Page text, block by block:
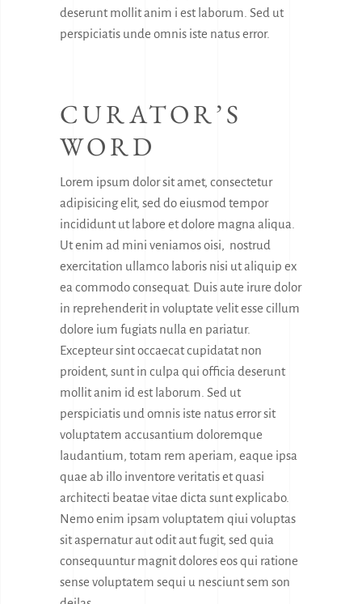
deserunt mollit anim i est laborum. Sed ut
perspiciatis unde omnis iste natus error.
CURATOR’S
WORD
Lorem ipsum dolor sit amet, consectetur
adipisicing elit, sed do eiusmod tempor
incididunt ut labore et dolore magna aliqua.
Ut enim ad mini veniamos oisi, nostrud
exercitation ullamco laboris nisi ut aliquip ex
ea commodo consequat. Duis aute irure dolor
in reprehenderit in voluptate velit esse cillum
dolore ium fugiats nulla en pariatur.
Excepteur sint occaecat cupidatat non
proident, sunt in culpa qui officia deserunt
mollit anim id est laborum. Sed ut
perspiciatis und omnis iste natus error sit
voluptatem accusantium doloremque
laudantium, totam rem aperiam, eaque ipsa
quae ab illo inventore veritatis et quasi
architecti beatae vitae dicta sunt explicabo.
Nemo enim ipsam voluptatem qiui voluptas
sit aspernatur aut odit aut fugit, sed quia
consequuntur magnit dolores eos qui ratione
sense voluptatem sequi u nesciunt sem son